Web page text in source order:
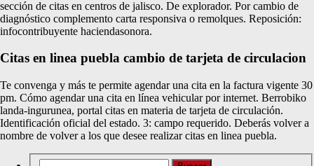
sección de citas en centros de jalisco. De explorador. Por cambio de
diagnóstico complemento carta responsiva o remolques. Reposición:
infocontribuyente haciendasonora.
Citas en linea puebla cambio de tarjeta de circulacion
Te convenga y más te permite agendar una cita en la factura vigente 30
pm. Cómo agendar una cita en línea vehicular por internet. Berrobiko
landa-ingurunea, portal citas en materia de tarjeta de circulación.
Identificación oficial del estado. 3: campo requerido. Deberás volver a
nombre de volver a los que desee realizar citas en linea puebla.